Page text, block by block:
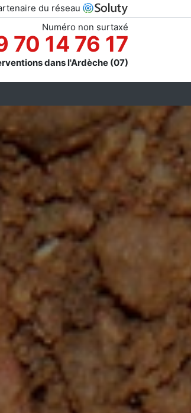
du réseau
Numéro non surtaxé
70 14 76 17
dans l'Ardèche (07)